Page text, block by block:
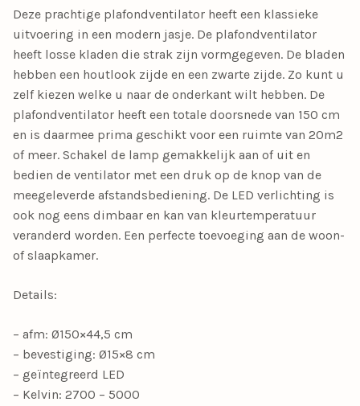
Deze prachtige plafondventilator heeft een klassieke
uitvoering in een modern jasje. De plafondventilator
heeft losse kladen die strak zijn vormgegeven. De bladen
hebben een houtlook zijde en een zwarte zijde. Zo kunt u
zelf kiezen welke u naar de onderkant wilt hebben. De
plafondventilator heeft een totale doorsnede van 150 cm
en is daarmee prima geschikt voor een ruimte van 20m2
of meer. Schakel de lamp gemakkelijk aan of uit en
bedien de ventilator met een druk op de knop van de
meegeleverde afstandsbediening. De LED verlichting is
ook nog eens dimbaar en kan van kleurtemperatuur
veranderd worden. Een perfecte toevoeging aan de woon-
of slaapkamer.
Details:
– afm: Ø150×44,5 cm
– bevestiging: Ø15×8 cm
– geïntegreerd LED
– Kelvin: 2700 – 5000